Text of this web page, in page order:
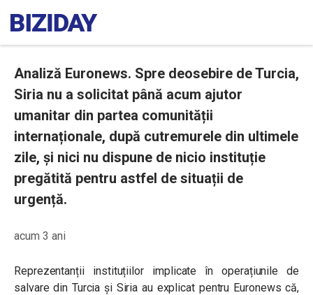
Analiză Euronews. Spre deosebire de Turcia,
Siria nu a solicitat până acum ajutor
umanitar din partea comunității
internaționale, după cutremurele din ultimele
zile, și nici nu dispune de nicio instituție
pregătită pentru astfel de situații de
urgență.
acum 3 ani
Reprezentanții instituțiilor implicate în operațiunile de
salvare din Turcia și Siria au explicat pentru Euronews că,